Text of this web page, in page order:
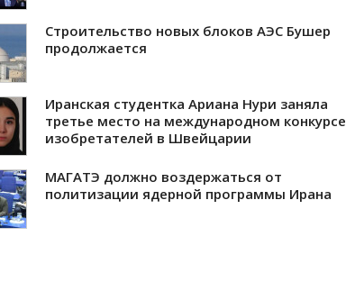
Строительство новых блоков АЭС Бушер
продолжается
Иранская студентка Ариана Нури заняла
третье место на международном конкурсе
изобретателей в Швейцарии
МАГАТЭ должно воздержаться от
политизации ядерной программы Ирана